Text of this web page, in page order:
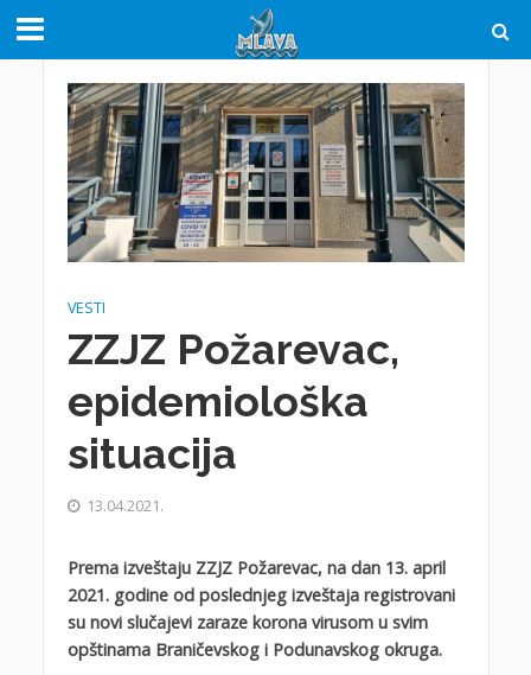
VESTI
ZZJZ Požarevac,
epidemiološka
situacija
13.04.2021.
Prema izveštaju ZZJZ Požarevac, na dan 13. april
2021. godine od poslednjeg izveštaja registrovani
su novi slučajevi zaraze korona virusom u svim
opštinama Braničevskog i Podunavskog okruga.